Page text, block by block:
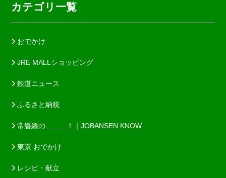
カテゴリ一覧
おでかけ
JRE MALLショッピング
鉄道ニュース
ふるさと納税
常磐線の＿＿＿！｜JOBANSEN KNOW
東京 おでかけ
レシピ・献立